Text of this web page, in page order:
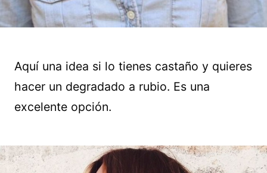
Aquí una idea si lo tienes castaño y quieres
hacer un degradado a rubio. Es una
excelente opción.